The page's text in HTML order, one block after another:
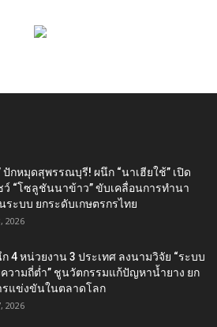
ปักหมุดสุพรรณบุรี! ผนึก “นาเฮียใช้” เปิด
ว์ “โซลูชันนาข้าว” ขับเคลื่อนการทำนา
ระบบ ยกระดับเกษตรกรไทย
2026
4 หน่วยงาน 3 ประเทศ ลงนามวิจัย “ระบบ
ความถี่ต่ำ” ชูนวัตกรรมแก้ปัญหาน้ำยาง ยก
รแข่งขันในตลาดโลก
2026